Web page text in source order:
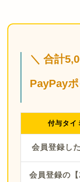
＼ 合計
PayPay
付与タイ
会員登録し
会員登録の【